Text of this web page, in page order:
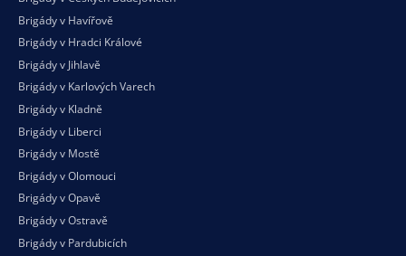
Brigády v Havířově
Brigády v Hradci Králové
Brigády v Jihlavě
Brigády v Karlových Varech
Brigády v Kladně
Brigády v Liberci
Brigády v Mostě
Brigády v Olomouci
Brigády v Opavě
Brigády v Ostravě
Brigády v Pardubicích